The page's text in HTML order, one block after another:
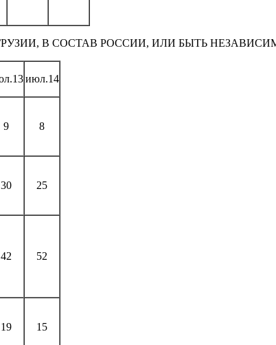
В СОСТАВ РОССИИ, ИЛИ БЫТЬ
июл.14
9 8
30 25
42 52
19 15